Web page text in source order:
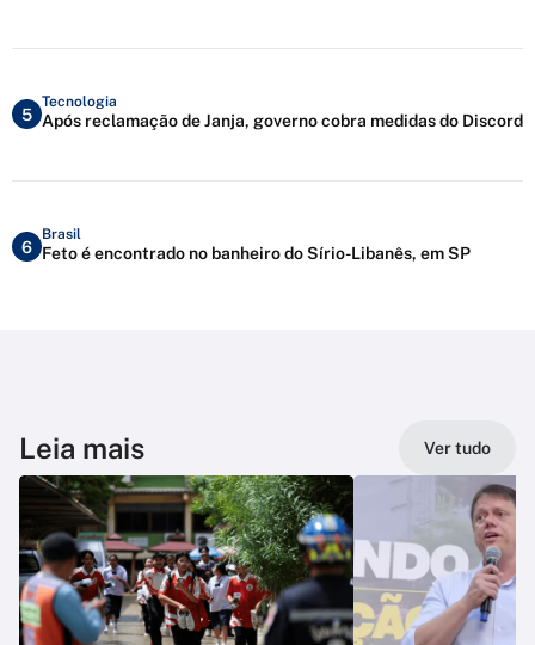
5
Tecnologia
Após reclamação de Janja, governo cobra medidas do Discord
6
Brasil
Feto é encontrado no banheiro do Sírio-Libanês, em SP
Leia mais Ver tudo